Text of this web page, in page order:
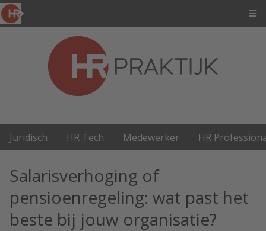
Juridisch HR Tech Medewerker HR
Salarisverhoging of
pensioenregeling: wat past het
beste bij jouw organisatie?